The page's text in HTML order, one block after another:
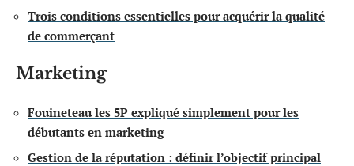
Trois conditions essentielles pour acquérir la qualité
de commerçant
Marketing
Fouineteau les 5P expliqué simplement pour les
débutants en marketing
Gestion de la réputation : définir l’objectif principal